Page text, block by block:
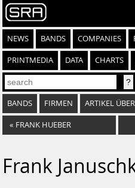
NEWS BANDS COMPANIES
PRINTMEDIA DATA CHARTS
BANDS FIRMEN ARTIKEL ÜBER
« FRANK HUEBER
Frank